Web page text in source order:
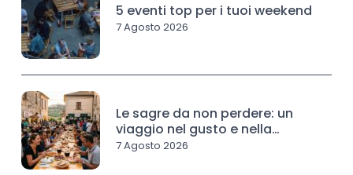
5 eventi top per i tuoi weekend
7 Agosto 2026
Le sagre da non perdere: un
viaggio nel gusto e nella
tradizione
7 Agosto 2026